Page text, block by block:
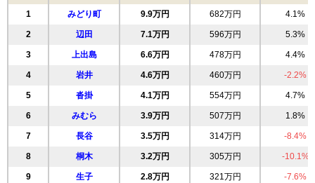
1 みどり町 9.9万円 682万円 4.1%
2 辺田 7.1万円 596万円 5.3%
3 上出島 6.6万円 478万円 4.4%
4 岩井 4.6万円 460万円 -2.2%
5 沓掛 4.1万円 554万円 4.7%
6 みむら 3.9万円 507万円 1.8%
7 長谷 3.5万円 314万円 -8.4%
8 桐木 3.2万円 305万円 -10.1%
9 生子 2.8万円 321万円 -7.6%